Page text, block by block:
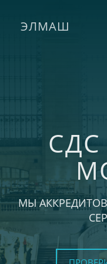
ЭЛМАШ
СДС
МЫ